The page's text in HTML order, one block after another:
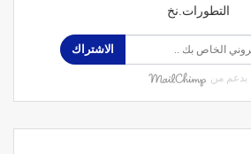
التطورات.نخ
الاشتراك
بدعم من